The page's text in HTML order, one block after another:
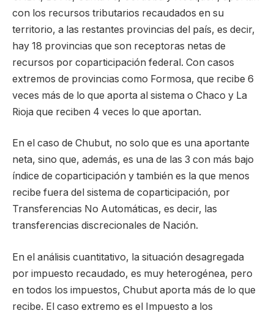
con los recursos tributarios recaudados en su
territorio, a las restantes provincias del país, es decir,
hay 18 provincias que son receptoras netas de
recursos por coparticipación federal. Con casos
extremos de provincias como Formosa, que recibe 6
veces más de lo que aporta al sistema o Chaco y La
Rioja que reciben 4 veces lo que aportan.
En el caso de Chubut, no solo que es una aportante
neta, sino que, además, es una de las 3 con más bajo
índice de coparticipación y también es la que menos
recibe fuera del sistema de coparticipación, por
Transferencias No Automáticas, es decir, las
transferencias discrecionales de Nación.
En el análisis cuantitativo, la situación desagregada
por impuesto recaudado, es muy heterogénea, pero
en todos los impuestos, Chubut aporta más de lo que
recibe. El caso extremo es el Impuesto a los